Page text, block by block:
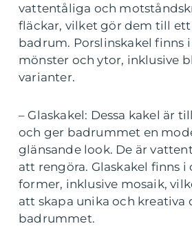
vattentåliga och
fläckar, vilket gör dem till
badrum. Porslinskakel finns
mönster och ytor, inklusive
varianter.
– Glaskakel: Dessa kakel är
och ger badrummet en
glänsande look. De är
att rengöra. Glaskakel finns
former, inklusive mosaik,
att skapa unika och kreativa
badrummet.